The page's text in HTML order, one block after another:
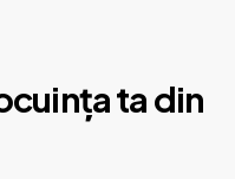
ta din